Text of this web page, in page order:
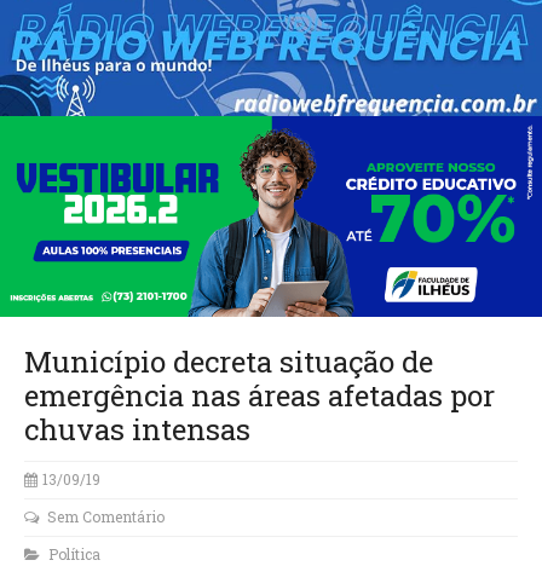
Município decreta situação de
emergência nas áreas afetadas por
chuvas intensas
13/09/19
Sem Comentário
Política